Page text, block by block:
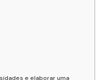
e elaborar uma